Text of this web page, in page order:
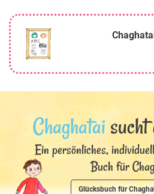
Chaghataisucht
Ein persönliches,
Buch für
Glücksbuch für